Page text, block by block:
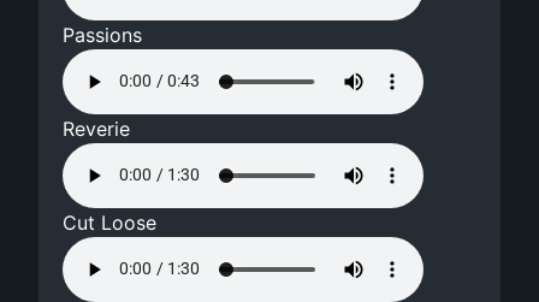
Passions
Reverie
Cut Loose